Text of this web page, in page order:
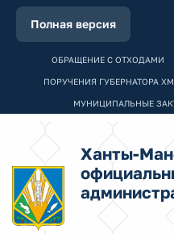
Полная версия
ОБРАЩЕНИЕ С ОТХОДАМИ
ПОРУЧЕНИЯ ГУБЕРНАТОРА
МУНИЦИПАЛЬНЫЕ
Ханты-